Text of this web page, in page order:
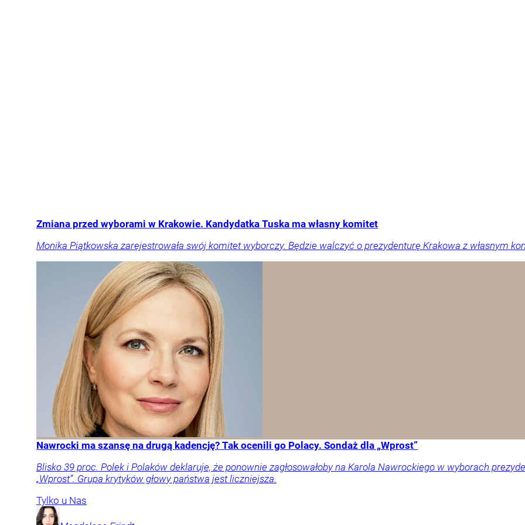
Zmiana przed wyborami w Krakowie. Kandydatka Tuska ma własny komitet
Monika Piątkowska zarejestrowała swój komitet wyborczy. Będzie walczyć o prezydenturę Krakowa z własnym
Nawrocki ma szansę na drugą kadencję? Tak ocenili go Polacy. Sondaż dla „Wprost”
Blisko 39 proc. Polek i Polaków deklaruje, że ponownie zagłosowałoby na Karola Nawrockiego w wyborach
„Wprost”. Grupa krytyków głowy państwa jest liczniejsza.
Tylko u Nas